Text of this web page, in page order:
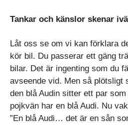
Tankar och känslor skenar
Låt oss se om vi kan förklara
kör bil. Du passerar ett gäng
bilar. Det är ingenting som du
avseende vid. Men så plötsligt
den blå Audin sitter ett par
pojkvän har en blå Audi. Nu
”En blå Audi… det är en sån